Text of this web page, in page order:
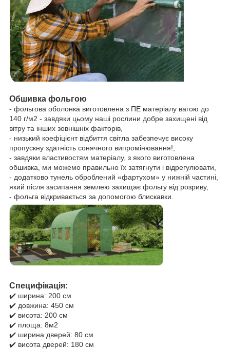
Обшивка фольгою
- фольгова оболонка виготовлена з ПЕ матеріалу вагою до
140 г/м2 - завдяки цьому наші рослини добре захищені від
вітру та інших зовнішніх факторів,
- низький коефіцієнт відбиття світла забезпечує високу
пропускну здатність сонячного випромінювання!,
- завдяки властивостям матеріалу, з якого виготовлена
обшивка, ми можемо правильно їх затягнути і відрегулювати,
- додатково тунель оброблений «фартухом» у нижній частині,
який після засипання землею захищає фольгу від розриву,
- фольга відкривається за допомогою блискавки.
Специфікація:
✔️ ширина: 200 см
✔️ довжина: 450 см
✔️ висота: 200 см
✔️ площа: 8м2
✔️ ширина дверей: 80 см
✔️ висота дверей: 180 см